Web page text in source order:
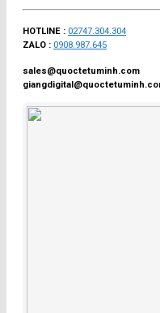
HOTLINE : 02747.304.304
ZALO : 0908.987.645
sales@quoctetuminh.com